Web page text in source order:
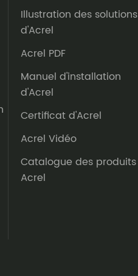
Illustration des solutions
d'Acrel
Acrel PDF
Manuel d'installation
d'Acrel
Certificat d'Acrel
Acrel Vidéo
Catalogue des produits
Acrel